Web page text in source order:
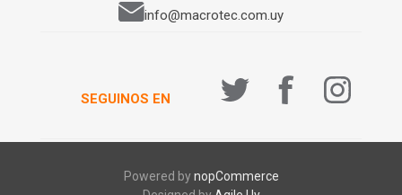
info@macrotec.com.uy
SEGUINOS EN
Powered bynopCommerce